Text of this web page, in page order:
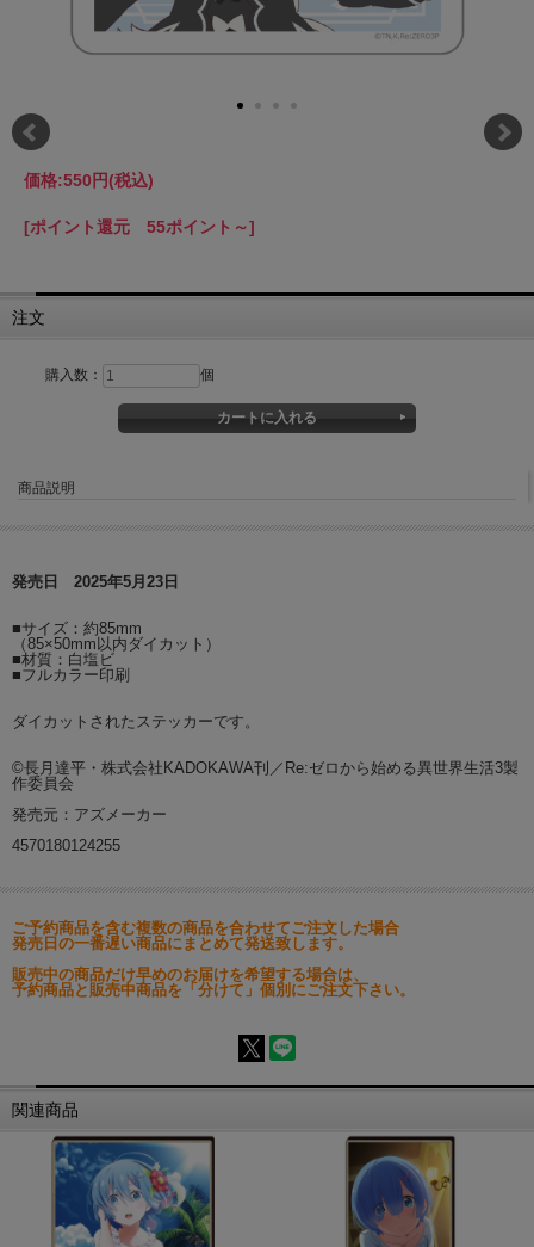
価格:550円(税込)
[ポイント還元 55ポイント～]
注文
購入数： 個
商品説明
発売日 2025年5月23日
■サイズ：約85mm
（85×50mm以内ダイカット）
■材質：白塩ビ
■フルカラー印刷
ダイカットされたステッカーです。
©長月達平・株式会社KADOKAWA刊／Re:ゼロから始める異世界生活3製
作委員会
発売元：アズメーカー
4570180124255
ご予約商品を含む複数の商品を合わせてご注文した場合
発売日の一番遅い商品にまとめて発送致します。
販売中の商品だけ早めのお届けを希望する場合は、
予約商品と販売中商品を「分けて」個別にご注文下さい。
関連商品